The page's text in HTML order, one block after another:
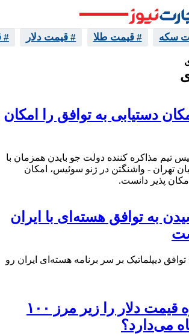
سکه # قیمت طلا # قیمت دلار #
دستیابی به توافق را امکان
تیم مذاکره کننده دولت جو بایدن همزمان با
تهران - واشنگتن در ژنو سوئیس، امکان
پذیر دانست.
به توافق هسته‌ای با ایران
دیپلماتیک بر سر برنامه هسته‌ای ایران رو
آیا توافق قاهره قیمت دلار را زیر مرز ۱۰۰
می‌دارد؟